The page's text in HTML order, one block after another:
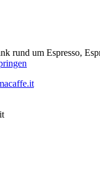
rund um Espresso,